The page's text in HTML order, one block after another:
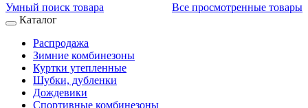
Все просмотренные товары
Умный поиск товара
Каталог
Распродажа
Зимние комбинезоны
Куртки утепленные
Шубки, дубленки
Дождевики
Спортивные комбинезоны